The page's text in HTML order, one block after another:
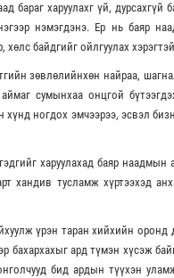
бараг харуулахг үй, дурсахгүй
нэмэгдэнэ. Ер нь баяр
байдгийг ойлгуулах
зөвлөлийнхөн найраа,
сумынхаа онцгой
хүнд ногдох эмчээрээ, эсвэл
харуулахад баяр наадмын
хандив тусламж хүртээхэд
үрэн таран хийхийн оронд
бахархахыг ард түмэн хүсэж
бид ардын түүхэн